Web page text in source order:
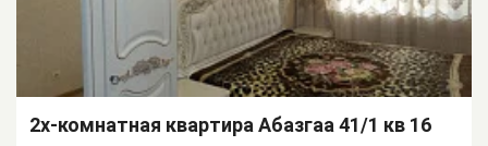
2х-комнатная квартира Абазгаа 41/1 кв 16